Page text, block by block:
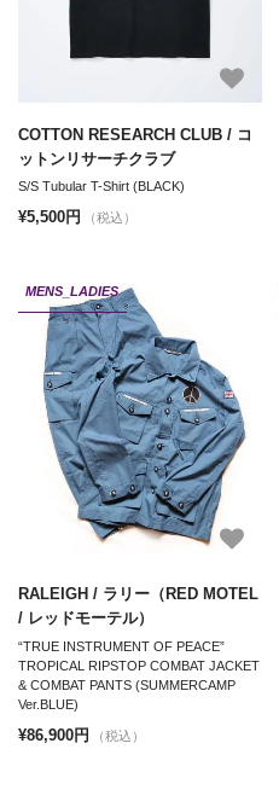
COTTON RESEARCH CLUB / コ
ットンリサーチクラブ
S/S Tubular T-Shirt (BLACK)
¥5,500円 （税込）
MENS_LADIES
RALEIGH / ラリー（RED MOTEL
/ レッドモーテル）
“TRUE INSTRUMENT OF PEACE”
TROPICAL RIPSTOP COMBAT JACKET
& COMBAT PANTS (SUMMERCAMP
Ver.BLUE)
¥86,900円 （税込）